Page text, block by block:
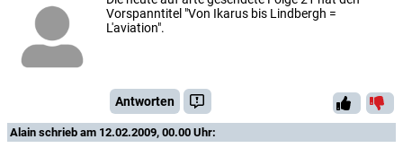
Vorspanntitel "Von Ikarus bis Lindbergh =
L'aviation".
Antworten
Alain schrieb am 12.02.2009, 00.00 Uhr: